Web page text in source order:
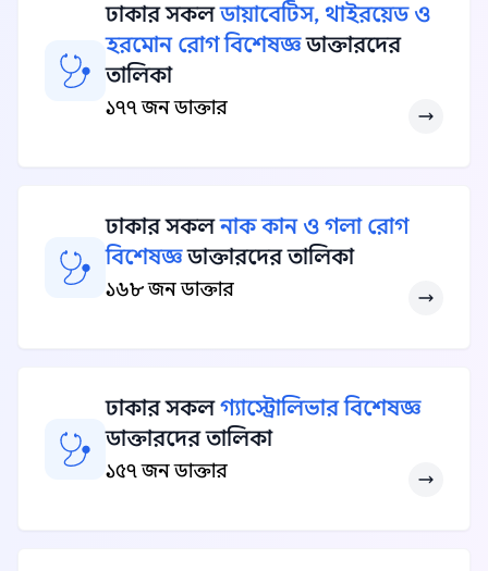
ঢাকার সকলডায়াবেটিস, থাইরয়েড ও
হরমোন রোগ বিশেষজ্ঞডাক্তারদের
তালিকা
১৭৭ জন ডাক্তার
ঢাকার সকলনাক কান ও গলা রোগ
বিশেষজ্ঞডাক্তারদের তালিকা
১৬৮ জন ডাক্তার
ঢাকার সকলগ্যাস্ট্রোলিভার বিশেষজ্ঞ
ডাক্তারদের তালিকা
১৫৭ জন ডাক্তার